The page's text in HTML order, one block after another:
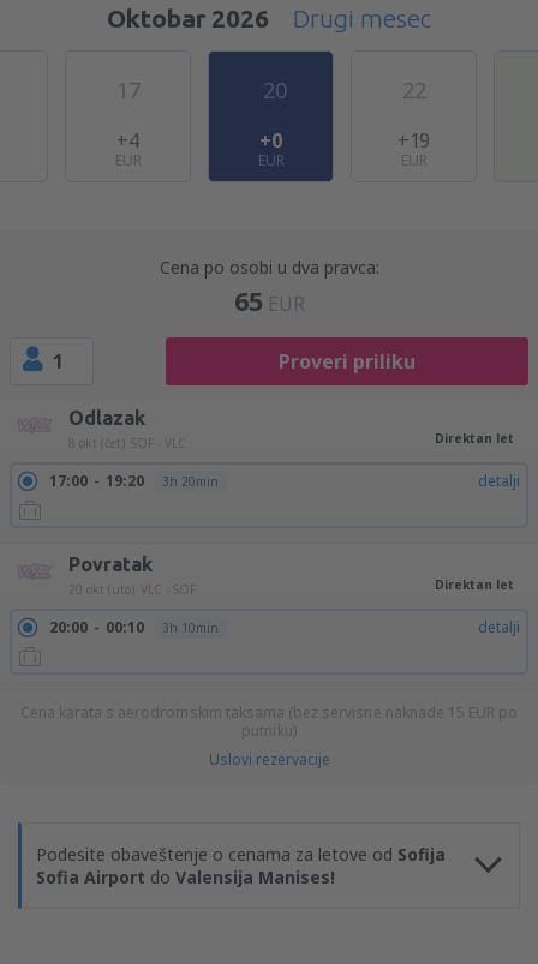
Oktobar 2026
Drugi mesec
17
+4
EUR
20
+0
EUR
22
+19
EUR
Cena po osobi u dva pravca:
65 EUR
1 Proveri priliku
Odlazak
8 okt (čet) SOF - VLC Direktan let
17:00 19:20 3h 20min detalji
Povratak
20 okt (uto) VLC - SOF Direktan let
20:00 00:10 3h 10min detalji
Cena karata s aerodromskim taksama (bez servisne naknade 15 EUR po
putniku)
Uslovi rezervacije
Podesite obaveštenje o cenama za letove od Sofija
Sofia Airport do Valensija Manises!